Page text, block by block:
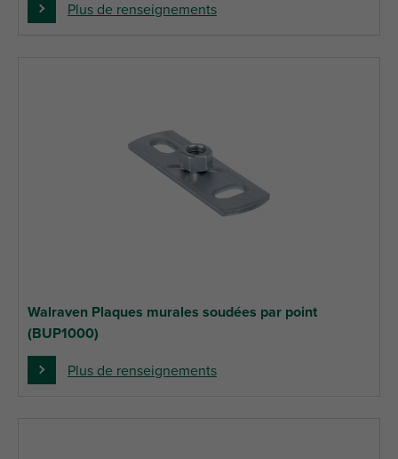
Plus de renseignements
Walraven Plaques murales soudées par point
(BUP1000)
Plus de renseignements